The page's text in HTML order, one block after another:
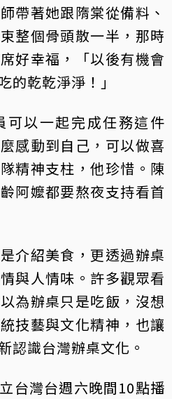
帶著她跟隋棠從備料、
整個骨頭散一半，那時
好幸福，「以後有機會
的乾乾淨淨！」
可以一起完成任務這件
感動到自己，可以做喜
精神支柱，他珍惜。陳
阿嬤都要熬夜支持看首
介紹美食，更透過辦桌
與人情味。許多觀眾看
為辦桌只是吃飯，沒想
技藝與文化精神，也讓
認識台灣辦桌文化。
台灣台週六晚間10點播